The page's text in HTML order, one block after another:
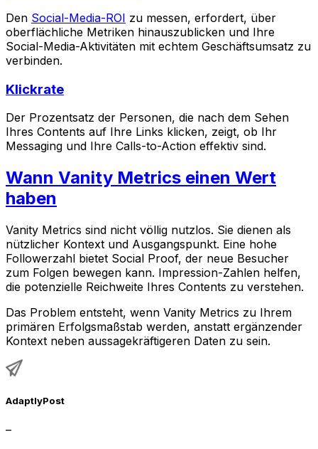
Den Social-Media-ROI zu messen, erfordert, über
oberflächliche Metriken hinauszublicken und Ihre
Social-Media-Aktivitäten mit echtem Geschäftsumsatz zu
verbinden.
Klickrate
Der Prozentsatz der Personen, die nach dem Sehen
Ihres Contents auf Ihre Links klicken, zeigt, ob Ihr
Messaging und Ihre Calls-to-Action effektiv sind.
Wann Vanity Metrics einen Wert
haben
Vanity Metrics sind nicht völlig nutzlos. Sie dienen als
nützlicher Kontext und Ausgangspunkt. Eine hohe
Followerzahl bietet Social Proof, der neue Besucher
zum Folgen bewegen kann. Impression-Zahlen helfen,
die potenzielle Reichweite Ihres Contents zu verstehen.
Das Problem entsteht, wenn Vanity Metrics zu Ihrem
primären Erfolgsmaßstab werden, anstatt ergänzender
Kontext neben aussagekräftigeren Daten zu sein.
AdaptlyPost
–